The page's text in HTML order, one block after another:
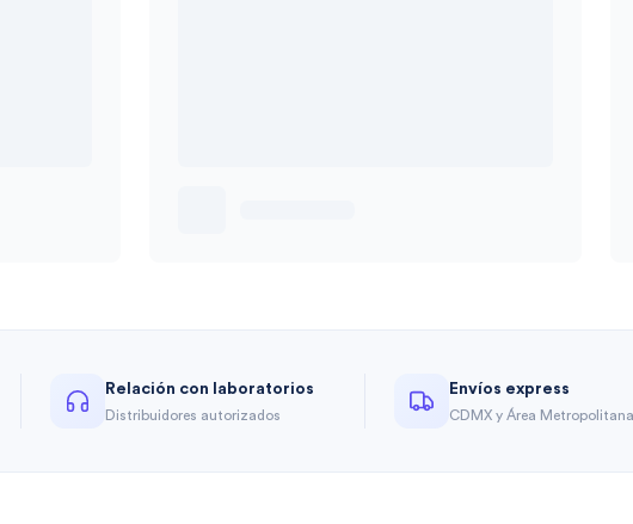
Relación con laboratorios
Distribuidores autorizados
Envíos express
CDMX y Área Metropolitana